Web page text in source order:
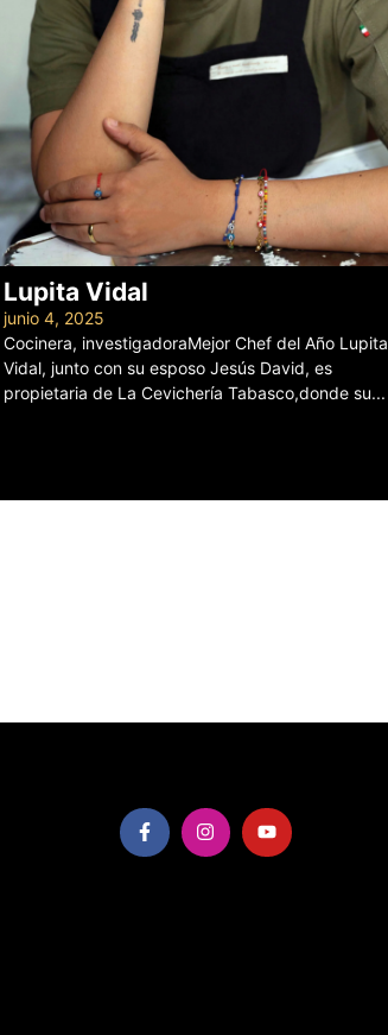
Lupita Vidal
junio 4, 2025
Cocinera, investigadoraMejor Chef del Año Lupita
Vidal, junto con su esposo Jesús David, es
propietaria de La Cevichería Tabasco,donde su...